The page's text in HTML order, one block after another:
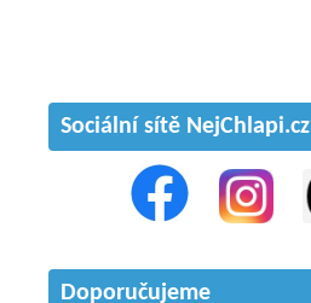
Sociální sítě NejChlapi.cz
Doporučujeme